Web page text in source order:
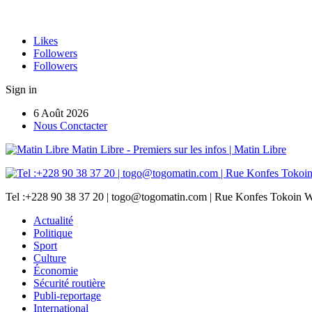
Likes
Followers
Followers
Sign in
6 Août 2026
Nous Conctacter
Matin Libre - Premiers sur les infos | Matin Libre
Tel :+228 90 38 37 20 | togo@togomatin.com | Rue Konfes Tokoin
Actualité
Politique
Sport
Culture
Économie
Sécurité routière
Publi-reportage
International